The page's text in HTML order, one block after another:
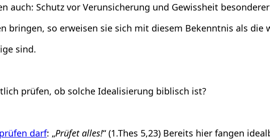
auch: Schutz vor Verunsicherung und Gewissheit
bringen, so erweisen sie sich mit diesem Bekenntnis als
sind.
prüfen, ob solche Idealisierung biblisch ist?
darf: „Prüfet alles!“ (1.Thes 5,23) Bereits hier fangen